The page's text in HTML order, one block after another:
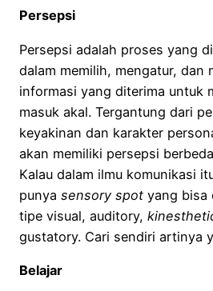
Persepsi
Persepsi adalah proses yang
dalam memilih, mengatur, dan
informasi yang diterima untuk
masuk akal. Tergantung dari
keyakinan dan karakter
akan memiliki persepsi
Kalau dalam ilmu komunikasi
punya sensory spot yang bisa
tipe visual, auditory,
gustatory. Cari sendiri artinya
Belajar